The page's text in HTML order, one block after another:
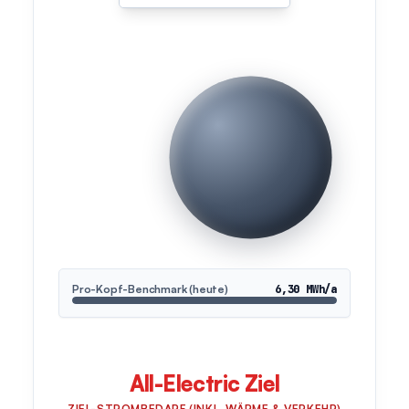
Pro-Kopf-Benchmark (heute) 6,30 MWh/a
All-Electric Ziel